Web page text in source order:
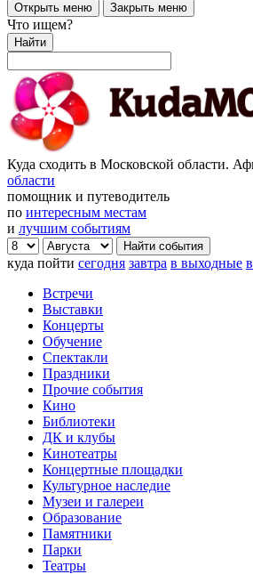
Открыть меню Закрыть меню
Что ищем?
Найти
Куда сходить в Московской области.
области
помощник и путеводитель
по интересным местам
и лучшим событиям
куда пойти сегодня завтра в выходные
Встречи
Выставки
Концерты
Обучение
Спектакли
Праздники
Прочие события
Кино
Библиотеки
ДК и клубы
Кинотеатры
Концертные площадки
Культурное наследие
Музеи и галереи
Образование
Памятники
Парки
Театры